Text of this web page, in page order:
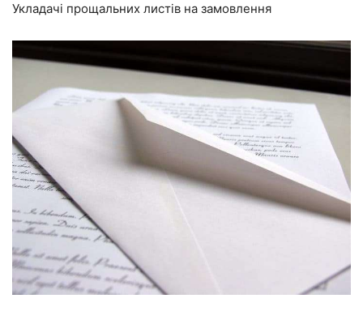
Укладачі прощальних листів на замовлення